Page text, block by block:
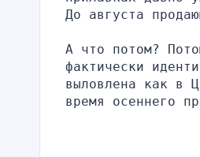
До августа
А что потом?
фактически
выловлена как в
время осеннего